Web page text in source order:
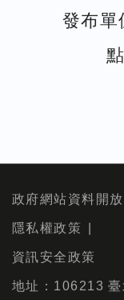
發布單
政府網站資料開
隱私權政策
資訊安全政策
地址：106213